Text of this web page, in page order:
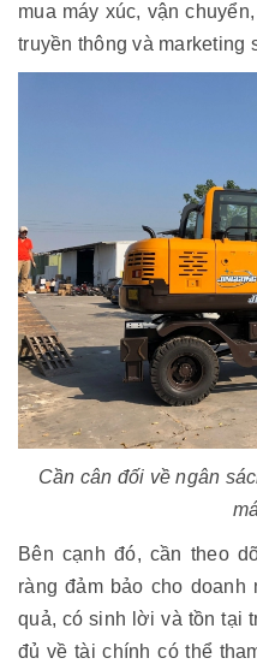
mua máy xúc, vận
truyền thông và marketing
Cần cân đối về ngân
Bên cạnh đó, cần theo
ràng đảm bảo cho doanh
quả, có sinh lời và tồn tại
đủ về tài chính có thể